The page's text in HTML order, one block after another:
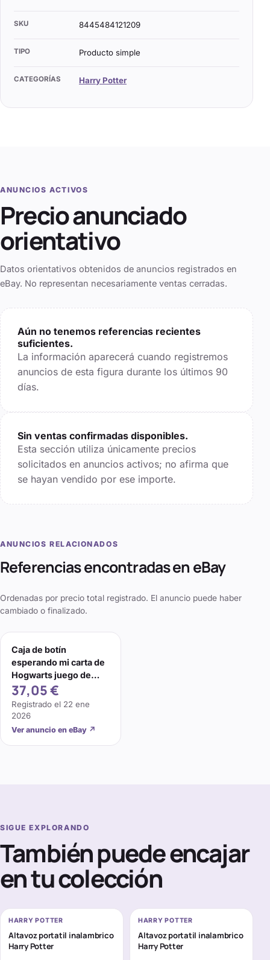
SKU 8445484121209
TIPO Producto simple
CATEGORÍAS Harry Potter
ANUNCIOS ACTIVOS
Precio anunciado
orientativo
Datos orientativos obtenidos de anuncios registrados en
eBay. No representan necesariamente ventas cerradas.
Aún no tenemos referencias recientes
suficientes.
La información aparecerá cuando registremos
anuncios de esta figura durante los últimos 90
días.
Sin ventas confirmadas disponibles.
Esta sección utiliza únicamente precios
solicitados en anuncios activos; no afirma que
se hayan vendido por ese importe.
ANUNCIOS RELACIONADOS
Referencias encontradas en eBay
Ordenadas por precio total registrado. El anuncio puede haber
cambiado o finalizado.
Caja de botín
esperando mi carta de
Hogwarts juego de
papelería nuevo
(Griffindor)
37,05 €
Registrado el 22 ene
2026
Ver anuncio en eBay ↗
SIGUE EXPLORANDO
También puede encajar
en tu colección
HARRY POTTER
Altavoz portatil inalambrico
Harry Potter
HARRY POTTER
Altavoz portatil inalambrico
Harry Potter